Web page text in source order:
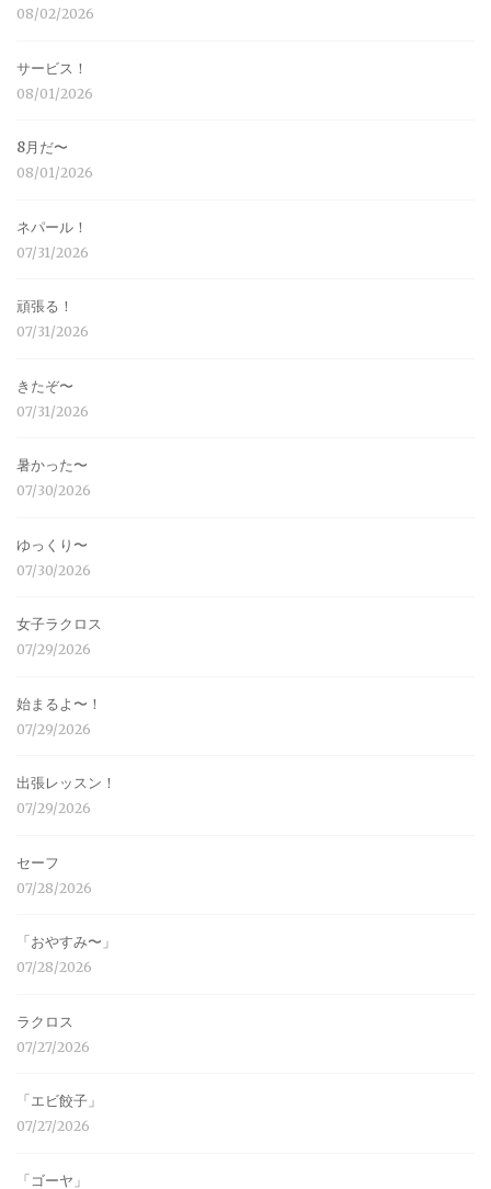
08/02/2026
サービス！
08/01/2026
8月だ〜
08/01/2026
ネパール！
07/31/2026
頑張る！
07/31/2026
きたぞ〜
07/31/2026
暑かった〜
07/30/2026
ゆっくり〜
07/30/2026
女子ラクロス
07/29/2026
始まるよ〜！
07/29/2026
出張レッスン！
07/29/2026
セーフ
07/28/2026
「おやすみ〜」
07/28/2026
ラクロス
07/27/2026
「エビ餃子」
07/27/2026
「ゴーヤ」